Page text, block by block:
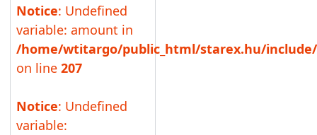
Notice: Undefined
variable: amount in
/home/wtitargo/public_html/starex.hu/
on line 207
Notice: Undefined
variable: